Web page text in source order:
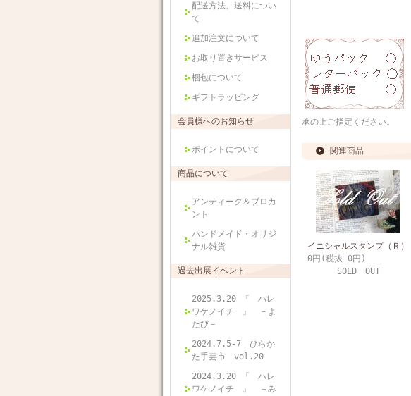
配送方法、送料につい
て
追加注文について
お取り置きサービス
梱包について
ギフトラッピング
会員様へのお知らせ
ポイントについて
商品について
アンティーク＆ブロカ
ント
ハンドメイド・オリジ
ナル雑貨
過去出展イベント
2025.3.20 『 ハレ
ワケノイチ 』 －よ
たび－
2024.7.5-7 ひらか
た手芸市 vol.20
2024.3.20 『 ハレ
ワケノイチ 』 －み
承の上ご指定ください。
関連商品
イニシャルスタンプ（Ｒ）
0円(税抜 0円)
SOLD OUT